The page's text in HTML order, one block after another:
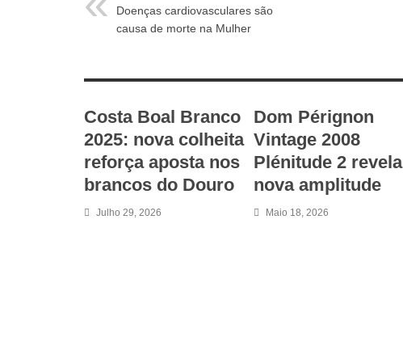
Doenças cardiovasculares são
causa de morte na Mulher
Costa Boal Branco
2025: nova colheita
reforça aposta nos
brancos do Douro
Julho 29, 2026
Dom Pérignon
Vintage 2008
Plénitude 2 revela
nova amplitude
Maio 18, 2026